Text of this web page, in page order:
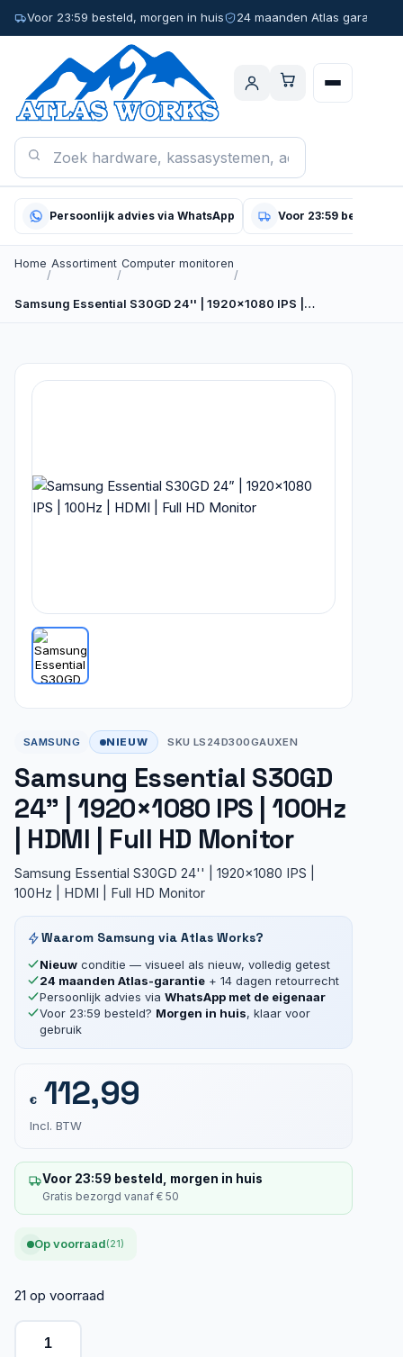
Voor 23:59 besteld, morgen in huis 24 maanden Atlas garantie
Persoonlijk advies via WhatsApp Voor 23:59 besteld,
Home
/
Assortiment
/
Computer monitoren
/
Samsung Essential S30GD 24'' | 1920x1080 IPS |…
SAMSUNG NIEUW SKU LS24D300GAUXEN
Samsung Essential S30GD
24” | 1920×1080 IPS | 100Hz
| HDMI | Full HD Monitor
Samsung Essential S30GD 24'' | 1920x1080 IPS |
100Hz | HDMI | Full HD Monitor
Waarom Samsung via Atlas Works?
Nieuw conditie — visueel als nieuw, volledig getest
24 maanden Atlas-garantie + 14 dagen retourrecht
Persoonlijk advies via WhatsApp met de eigenaar
Voor 23:59 besteld? Morgen in huis, klaar voor
gebruik
€112,99
Incl. BTW
Voor 23:59 besteld, morgen in huis
Gratis bezorgd vanaf € 50
Op voorraad(21)
21 op voorraad